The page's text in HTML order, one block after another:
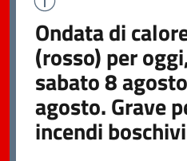
Ondata di
(rosso) per
sabato 8
agosto. Grave
incendi boschivi